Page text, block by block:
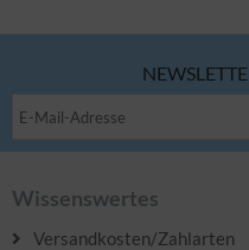
Wissenswertes
Versandkosten/Zahlarten